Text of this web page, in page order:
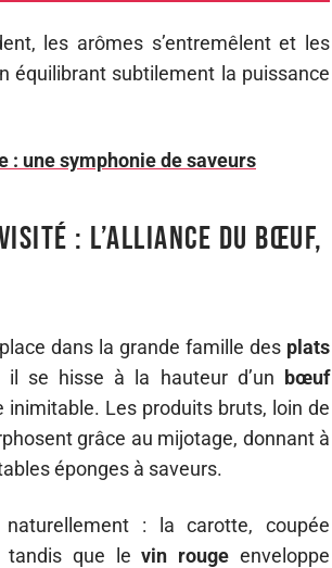
les arômes s’entremêlent et les
équilibrant subtilement la puissance
: une symphonie de saveurs
: l’alliance du bœuf,
dans la grande famille des plats
il se hisse à la hauteur d’un
bœuf
inimitable. Les produits bruts, loin de
grâce au mijotage, donnant à
éponges à saveurs.
naturellement : la carotte, coupée
tandis que levin rouge enveloppe